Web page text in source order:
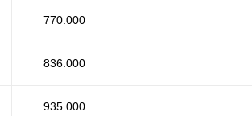
770.000
836.000
935.000